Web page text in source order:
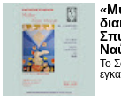
Το